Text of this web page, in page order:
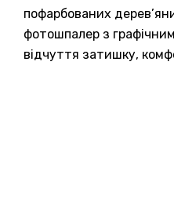
пофарбованих
фотошпалер з
відчуття затишку,